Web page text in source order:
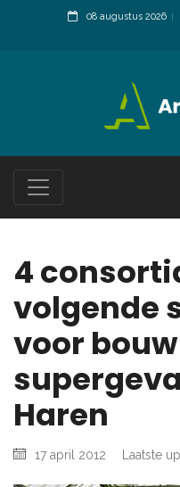
08 augustus 2026
4
volgende
voor bouw
Haren
17 april 2012 Laatste